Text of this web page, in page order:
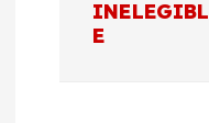
INELEGIBL
E